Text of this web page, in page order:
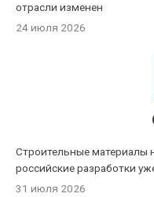
отрасли изменен
24 июля 2026
Строительные материалы
российские разработки
31 июля 2026